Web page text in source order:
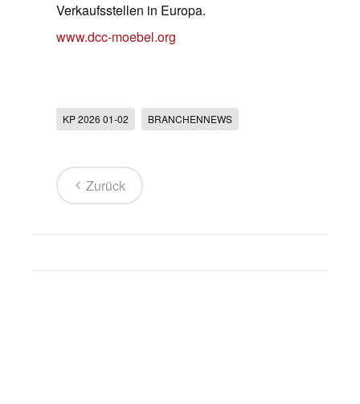
Verkaufsstellen in Europa.
www.dcc-moebel.org
KP 2026 01-02 BRANCHENNEWS
Zurück